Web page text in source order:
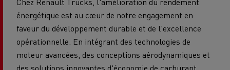
énergétique est au cœur de notre engagement en
faveur du développement durable et de l'excellence
opérationnelle. En intégrant des technologies de
moteur avancées, des conceptions aérodynamiques et
des solutions innovantes d'économie de carburant,